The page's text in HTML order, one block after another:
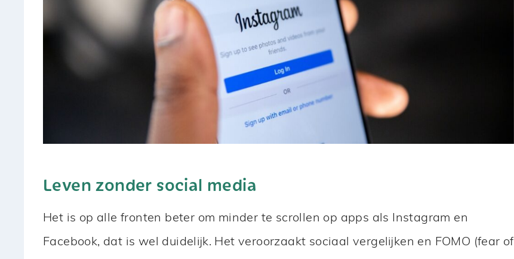
Leven zonder social media
Het is op alle fronten beter om minder te scrollen op apps als Instagram en
Facebook, dat is wel duidelijk. Het veroorzaakt sociaal vergelijken en FOMO (fear of